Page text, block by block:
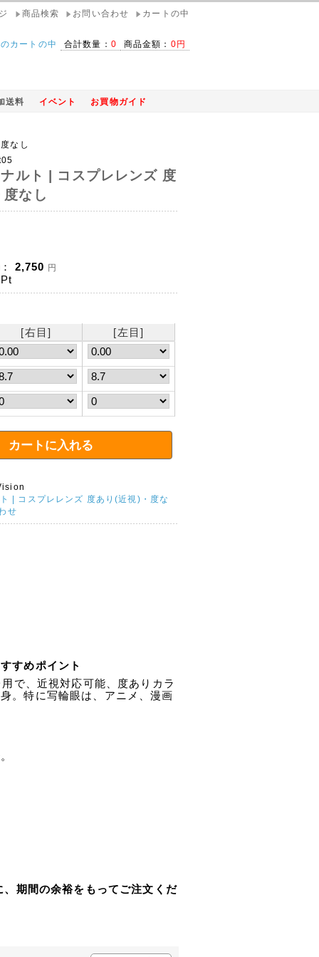
商品検索 お問い合わせ カートの中
カートの中 合計数量： 0 商品金額： 0円
送料 イベント お買物ガイド
なし
ルト | コスプレレンズ 度
なし
2,750 円
Pt
[右目]
[左目]
| コスプレレンズ 度あり(近視)・度な
せ
すめポイント
で、近視対応可能、度ありカラ
。特に写輪眼は、アニメ、漫画
期間の余裕をもってご注文くだ